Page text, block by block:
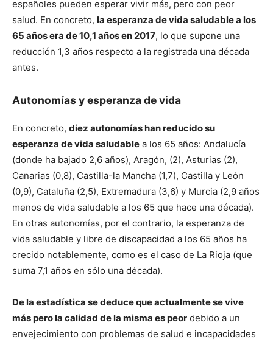
españoles pueden esperar vivir más, pero con peor
salud. En concreto, la esperanza de vida saludable a los
65 años era de 10,1 años en 2017, lo que supone una
reducción 1,3 años respecto a la registrada una década
antes.
Autonomías y esperanza de vida
En concreto, diez autonomías han reducido su
esperanza de vida saludable a los 65 años: Andalucía
(donde ha bajado 2,6 años), Aragón, (2), Asturias (2),
Canarias (0,8), Castilla-la Mancha (1,7), Castilla y León
(0,9), Cataluña (2,5), Extremadura (3,6) y Murcia (2,9 años
menos de vida saludable a los 65 que hace una década).
En otras autonomías, por el contrario, la esperanza de
vida saludable y libre de discapacidad a los 65 años ha
crecido notablemente, como es el caso de La Rioja (que
suma 7,1 años en sólo una década).
De la estadística se deduce que actualmente se vive
más pero la calidad de la misma es peor debido a un
envejecimiento con problemas de salud e incapacidades